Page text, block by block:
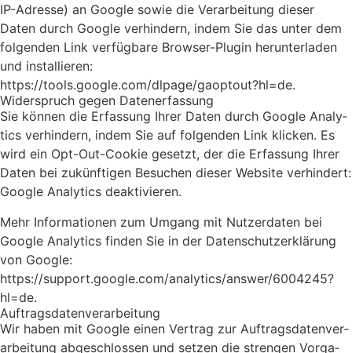
IP-Adres­se) an Goog­le sowie die Ver­ar­bei­tung die­ser
Daten durch Goog­le ver­hin­dern, indem Sie das unter dem
fol­gen­den Link ver­füg­ba­re Brow­ser-Plug­in her­un­ter­la­den
und instal­lie­ren:
https://tools.google.com/dlpage/gaoptout?hl=de.
Wider­spruch gegen Daten­er­fas­sung
Sie kön­nen die Erfas­sung Ihrer Daten durch Goog­le Ana­ly­
tics ver­hin­dern, indem Sie auf fol­gen­den Link kli­cken. Es
wird ein Opt-Out-Coo­kie gesetzt, der die Erfas­sung Ihrer
Daten bei zukünf­ti­gen Besu­chen die­ser Web­site ver­hin­dert:
Goog­le Ana­ly­tics deak­ti­vie­ren.
Mehr Infor­ma­tio­nen zum Umgang mit Nut­zer­da­ten bei
Goog­le Ana­ly­tics fin­den Sie in der Daten­schutz­er­klä­rung
von Goog­le:
https://support.google.com/analytics/answer/6004245?
hl=de.
Auf­trags­da­ten­ver­ar­bei­tung
Wir haben mit Goog­le einen Ver­trag zur Auf­trags­da­ten­ver­
ar­bei­tung abge­schlos­sen und set­zen die stren­gen Vor­ga­